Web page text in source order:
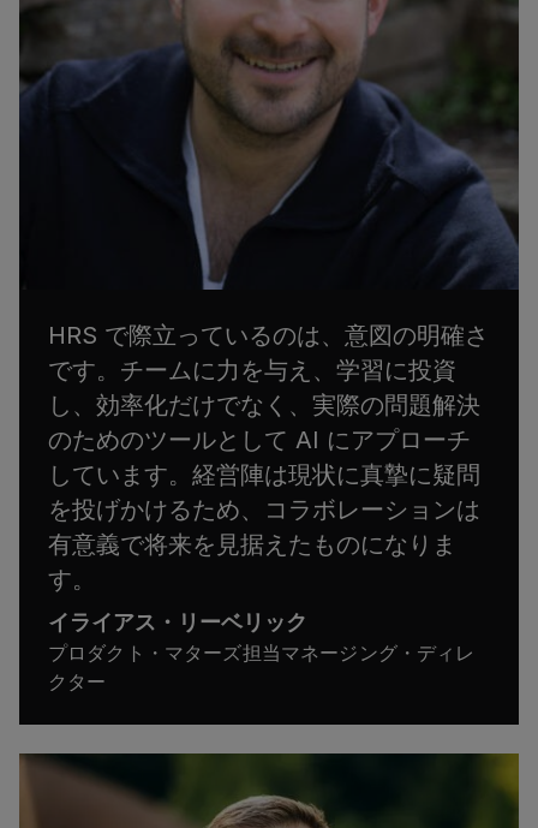
HRS で際立っているのは、意図の明確さ
です。チームに力を与え、学習に投資
し、効率化だけでなく、実際の問題解決
のためのツールとして AI にアプローチ
しています。経営陣は現状に真摯に疑問
を投げかけるため、コラボレーションは
有意義で将来を見据えたものになりま
す。
イライアス・リーベリック
プロダクト・マターズ担当マネージング・ディレ
クター